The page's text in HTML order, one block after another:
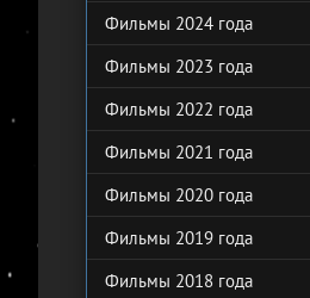
Фильмы 2024 года
Фильмы 2023 года
Фильмы 2022 года
Фильмы 2021 года
Фильмы 2020 года
Фильмы 2019 года
Фильмы 2018 года